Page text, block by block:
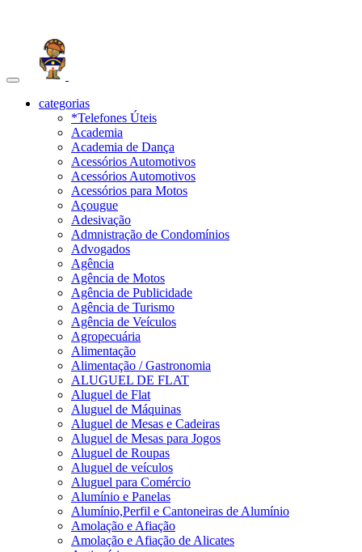
Toggle
navigationcategorias
*Telefones Úteis
Academia
Academia de Dança
Acessórios Automotivos
Acessórios Automotivos
Acessórios para Motos
Açougue
Adesivação
Admnistração de Condomínios
Advogados
Agência
Agência de Motos
Agência de Publicidade
Agência de Turismo
Agência de Veículos
Agropecuária
Alimentação
Alimentação / Gastronomia
ALUGUEL DE FLAT
Aluguel de Flat
Aluguel de Máquinas
Aluguel de Mesas e Cadeiras
Aluguel de Mesas para Jogos
Aluguel de Roupas
Aluguel de veículos
Aluguel para Comércio
Alumínio e Panelas
Alumínio,Perfil e Cantoneiras de Alumínio
Amolação e Afiação
Amolação e Afiação de Alicates